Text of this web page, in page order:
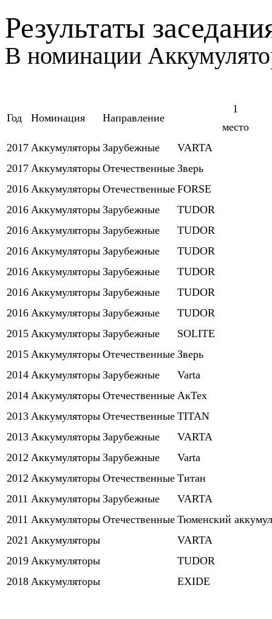
Результаты
В номинации
Год Номинация Направление
1
место
2017 Аккумуляторы Зарубежные
VARTA
2017 Аккумуляторы Отечественные Зверь
2016 Аккумуляторы Отечественные FORSE
2016 Аккумуляторы Зарубежные
TUDOR
2016 Аккумуляторы Зарубежные
TUDOR
2016 Аккумуляторы Зарубежные
TUDOR
2016 Аккумуляторы Зарубежные
TUDOR
2016 Аккумуляторы Зарубежные
TUDOR
2016 Аккумуляторы Зарубежные
TUDOR
2015 Аккумуляторы Зарубежные
SOLITE
2015 Аккумуляторы Отечественные Зверь
2014 Аккумуляторы Зарубежные
Varta
2014 Аккумуляторы Отечественные АкТех
2013 Аккумуляторы Отечественные TITAN
2013 Аккумуляторы Зарубежные
VARTA
2012 Аккумуляторы Зарубежные
Varta
2012 Аккумуляторы Отечественные Титан
2011 Аккумуляторы Зарубежные
VARTA
2011 Аккумуляторы Отечественные Тюменский
2021 Аккумуляторы
VARTA
2019 Аккумуляторы
TUDOR
2018 Аккумуляторы EXIDE